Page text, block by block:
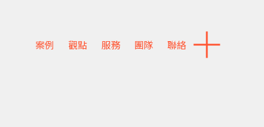
案例 觀點 服務 團隊 聯絡